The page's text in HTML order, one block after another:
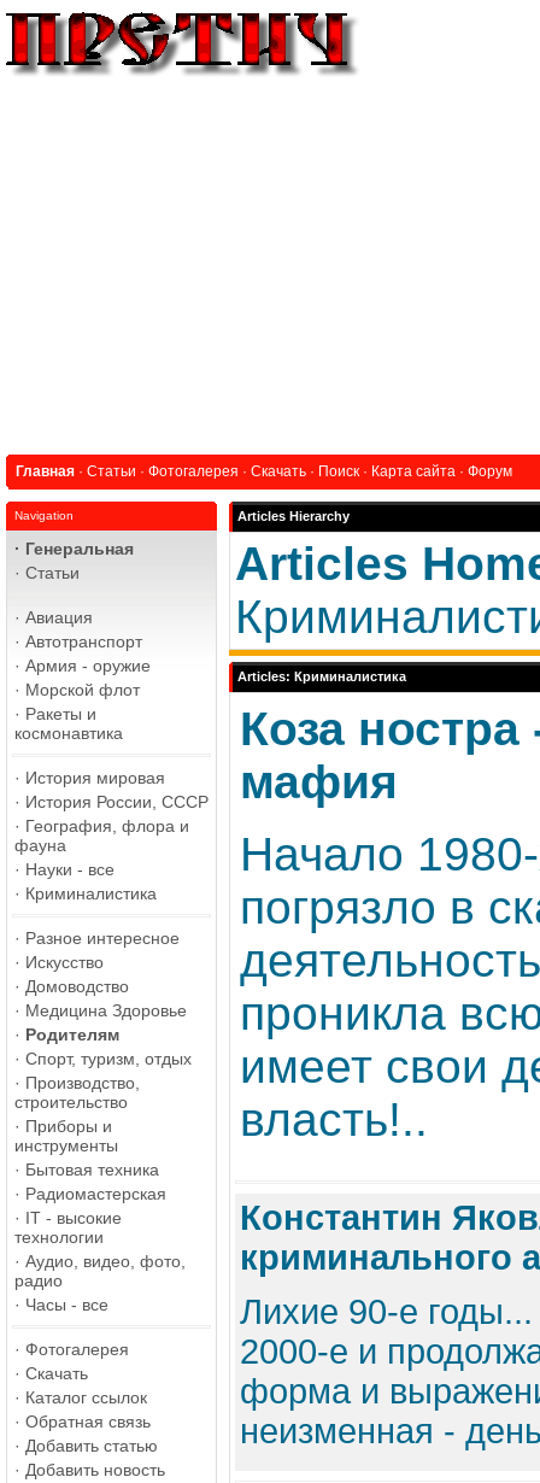
Главная · Статьи · Фотогалерея · Скачать · Поиск · Карта сайта · Форум
Navigation
· Генеральная
· Статьи
· Авиация
· Автотранспорт
· Армия - оружие
· Морской флот
· Ракеты и
космонавтика
· История мировая
· История России, СССР
· География, флора и
фауна
· Науки - все
· Криминалистика
· Разное интересное
· Искусство
· Домоводство
· Медицина Здоровье
· Родителям
· Спорт, туризм, отдых
· Производство,
строительство
· Приборы и
инструменты
· Бытовая техника
· Радиомастерская
· IT - высокие
технологии
· Аудио, видео, фото,
радио
· Часы - все
· Фотогалерея
· Скачать
· Каталог ссылок
· Обратная связь
· Добавить статью
· Добавить новость
Articles Hierarchy
Articles
Articles: Криминалистика
Коза
мафия
Начало
погрязло в
проникла
имеет свои
власть!..
Константин
криминального
Лихие 90-е
2000-е и
форма и
неизменная -